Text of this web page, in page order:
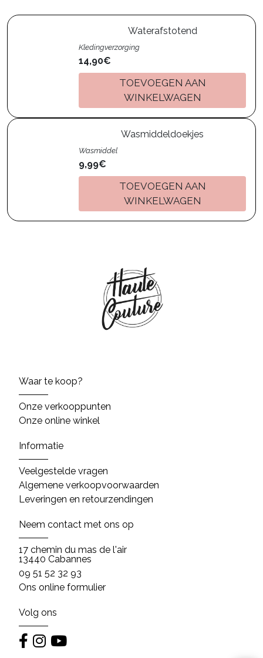
Waterafstotend
Kledingverzorging
14,90€
TOEVOEGEN AAN
WINKELWAGEN
Wasmiddeldoekjes
Wasmiddel
9,99€
TOEVOEGEN AAN
WINKELWAGEN
Waar te koop?
Onze verkooppunten
Onze online winkel
Informatie
Veelgestelde vragen
Algemene verkoopvoorwaarden
Leveringen en retourzendingen
Neem contact met ons op
17 chemin du mas de l'air
13440 Cabannes
09 51 52 32 93
Ons online formulier
Volg ons